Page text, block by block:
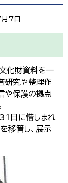
7日
化財資料を一
研究や整理作
や保護の拠点
日に惜しまれ
移管し、展示